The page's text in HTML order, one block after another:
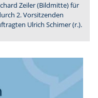
Zeiler (Bildmitte) für
2. Vorsitzenden
Ulrich Schimer (r.).